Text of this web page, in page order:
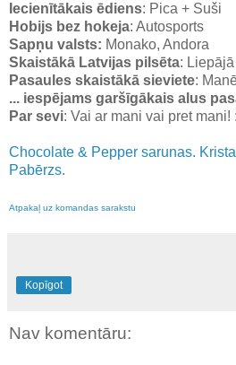
Iecienītākais ēdiens: Pica + Suši
Hobijs bez hokeja: Autosports
Sapņu valsts: Monako, Andora
Skaistākā Latvijas pilsēta: Liepājā
Pasaules skaistākā sieviete:
... iespējams garšīgākais alus
Par sevi: Vai ar mani vai pret mani!
Chocolate & Pepper sarunas.
Pabērzs.
Atpakaļ uz komandas sarakstu
Kopīgot
Nav komentāru: